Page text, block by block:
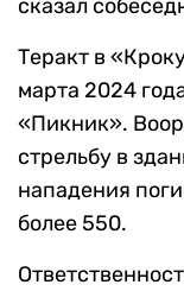
сказал
Теракт в
марта 2024
«Пикник».
стрельбу в
нападения
более 550.